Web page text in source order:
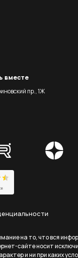
вместе
пр., 1Ж
на то, что вся
сайте носит
и ни при каких